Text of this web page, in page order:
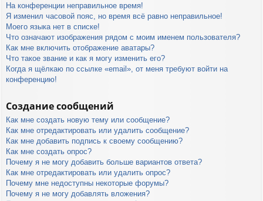
На конференции неправильное время!
Я изменил часовой пояс, но время всё равно неправильное!
Моего языка нет в списке!
Что означают изображения рядом с моим именем пользователя?
Как мне включить отображение аватары?
Что такое звание и как я могу изменить его?
Когда я щёлкаю по ссылке «email», от меня требуют войти на
конференцию!
Создание сообщений
Как мне создать новую тему или сообщение?
Как мне отредактировать или удалить сообщение?
Как мне добавить подпись к своему сообщению?
Как мне создать опрос?
Почему я не могу добавить больше вариантов ответа?
Как мне отредактировать или удалить опрос?
Почему мне недоступны некоторые форумы?
Почему я не могу добавлять вложения?